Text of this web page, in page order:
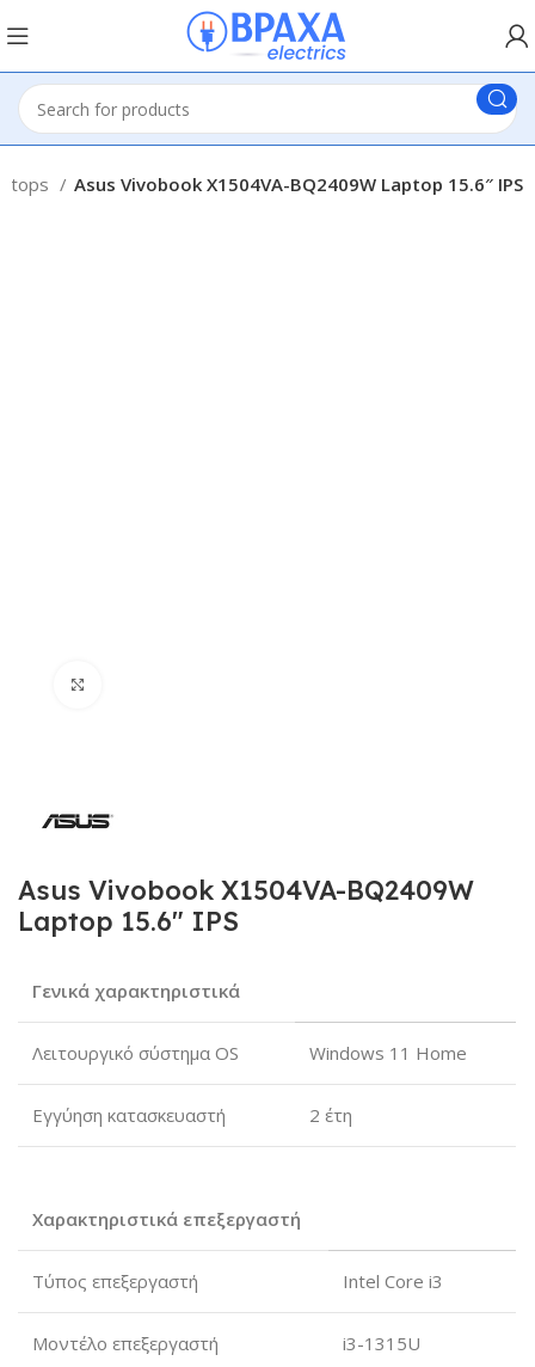
Asus Vivobook X1504VA-BQ2409W Laptop 15.6″ IPS
Asus Vivobook X1504VA-BQ2409W
Laptop 15.6″ IPS
Γενικά χαρακτηριστικά
Λειτουργικό σύστημα OS Windows 11 Home
Εγγύηση κατασκευαστή 2 έτη
Χαρακτηριστικά επεξεργαστή
Τύπος επεξεργαστή Intel Core i3
Μοντέλο επεξεργαστή i3-1315U